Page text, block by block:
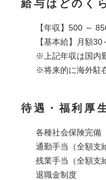
給与はどのく
【年収】500 ～
【基本給】月額
※上記年収は国内
※将来的に海外駐
待遇・福利厚
各種社会保険完備
通勤手当（全額支
残業手当（全額支
退職金制度